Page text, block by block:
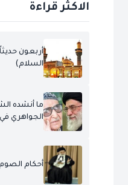
الاكثر قراءة
أربعون
السلام)
ما أنشده
الجواهري
أحكام